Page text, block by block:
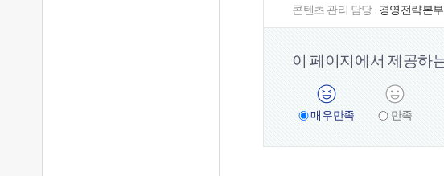
콘텐츠 관리 담당 :경영전략본부
이 페이지에서 제공하
매우만족 만족